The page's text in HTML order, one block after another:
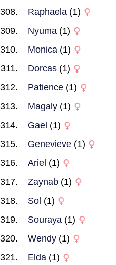
Raphaela (1)
Nyuma (1)
Monica (1)
Dorcas (1)
Patience (1)
Magaly (1)
Gael (1)
Genevieve (1)
Ariel (1)
Zaynab (1)
Sol (1)
Souraya (1)
Wendy (1)
Elda (1)